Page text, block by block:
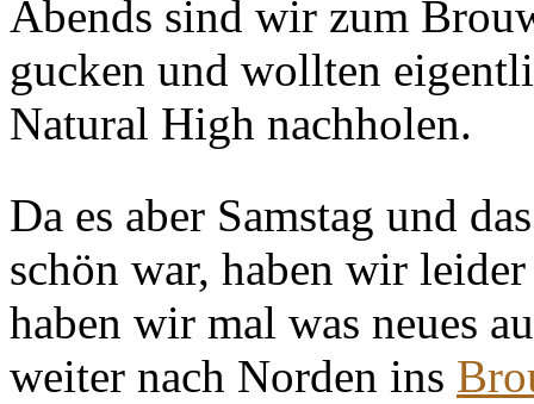
Abends sind wir zum
gucken und wollten
Natural High nachholen.
Da es aber Samstag und
schön war, haben wir
haben wir mal was neues
weiter nach Norden ins